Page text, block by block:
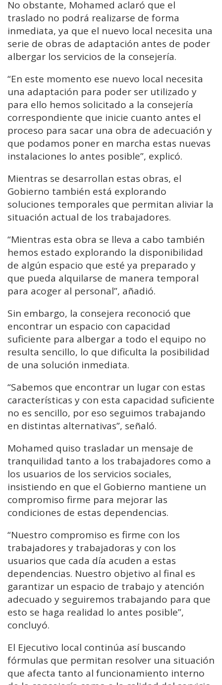
No obstante, Mohamed aclaró que el
traslado no podrá realizarse de forma
inmediata, ya que el nuevo local necesita una
serie de obras de adaptación antes de poder
albergar los servicios de la consejería.
“En este momento ese nuevo local necesita
una adaptación para poder ser utilizado y
para ello hemos solicitado a la consejería
correspondiente que inicie cuanto antes el
proceso para sacar una obra de adecuación y
que podamos poner en marcha estas nuevas
instalaciones lo antes posible”, explicó.
Mientras se desarrollan estas obras, el
Gobierno también está explorando
soluciones temporales que permitan aliviar la
situación actual de los trabajadores.
“Mientras esta obra se lleva a cabo también
hemos estado explorando la disponibilidad
de algún espacio que esté ya preparado y
que pueda alquilarse de manera temporal
para acoger al personal”, añadió.
Sin embargo, la consejera reconoció que
encontrar un espacio con capacidad
suficiente para albergar a todo el equipo no
resulta sencillo, lo que dificulta la posibilidad
de una solución inmediata.
“Sabemos que encontrar un lugar con estas
características y con esta capacidad suficiente
no es sencillo, por eso seguimos trabajando
en distintas alternativas”, señaló.
Mohamed quiso trasladar un mensaje de
tranquilidad tanto a los trabajadores como a
los usuarios de los servicios sociales,
insistiendo en que el Gobierno mantiene un
compromiso firme para mejorar las
condiciones de estas dependencias.
“Nuestro compromiso es firme con los
trabajadores y trabajadoras y con los
usuarios que cada día acuden a estas
dependencias. Nuestro objetivo al final es
garantizar un espacio de trabajo y atención
adecuado y seguiremos trabajando para que
esto se haga realidad lo antes posible”,
concluyó.
El Ejecutivo local continúa así buscando
fórmulas que permitan resolver una situación
que afecta tanto al funcionamiento interno